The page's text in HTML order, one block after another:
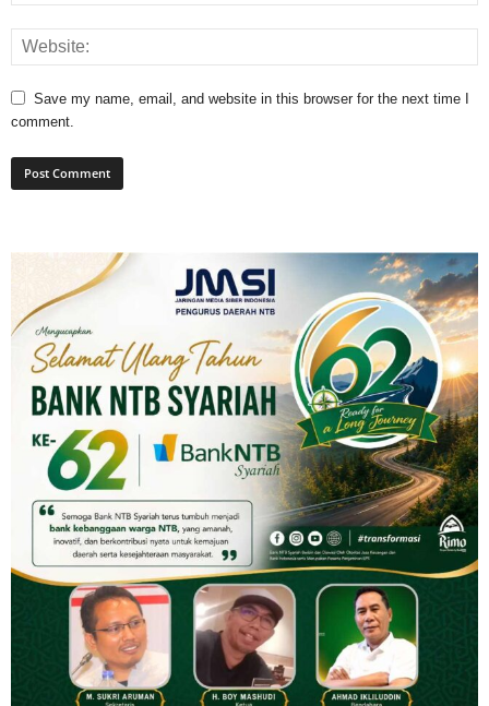
Save my name, email, and website in this browser for the next time I
comment.